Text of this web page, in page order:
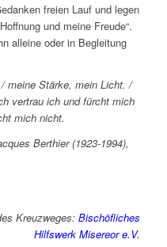
freien Lauf und legen
und meine Freude“.
alleine oder in Begleitung
meine Stärke, mein Licht. /
vertrau ich und fürcht mich
mich nicht.
Berthier (1923-1994),
Kreuzweges:Bischöfliches
Hilfswerk Misereor e.V.